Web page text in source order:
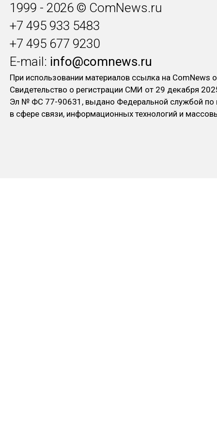
1999 - 2026 © ComNews.ru
+7 495 933 5483
+7 495 677 9230
E-mail: info@comnews.ru
При использовании материалов ссылка на ComNews
Свидетельство о регистрации СМИ от 29 декабря
Эл № ФC 77-90631, выдано Федеральной службой по
в сфере связи, информационных технологий и